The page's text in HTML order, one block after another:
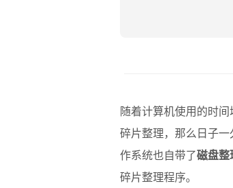
随着计算机使用的时
碎片整理，那么日子
作系统也自带了磁盘整
碎片整理程序。